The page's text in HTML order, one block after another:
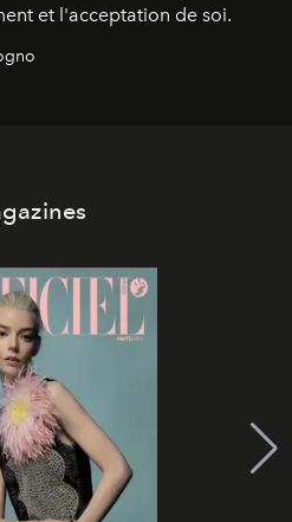
et l'acceptation de soi.